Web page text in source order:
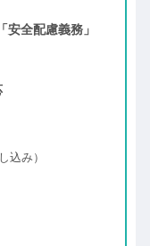
安全配慮義務」
込み）